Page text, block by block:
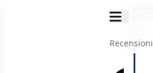
Recensioni